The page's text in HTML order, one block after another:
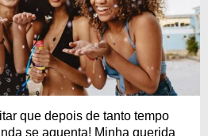
que depois de tanto tempo
se aguenta! Minha querida